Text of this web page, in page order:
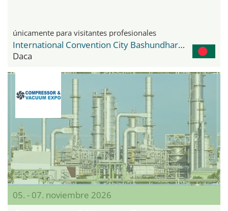
únicamente para visitantes profesionales
International Convention City Bashundhara - ICCB
Daca
05. - 07. noviembre 2026